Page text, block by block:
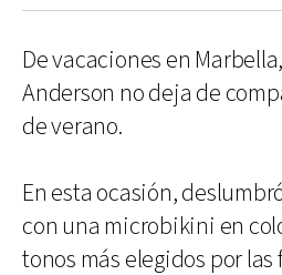
De vacaciones en
Anderson no deja de
de verano.
En esta ocasión,
con una microbikini en
tonos más elegidos por